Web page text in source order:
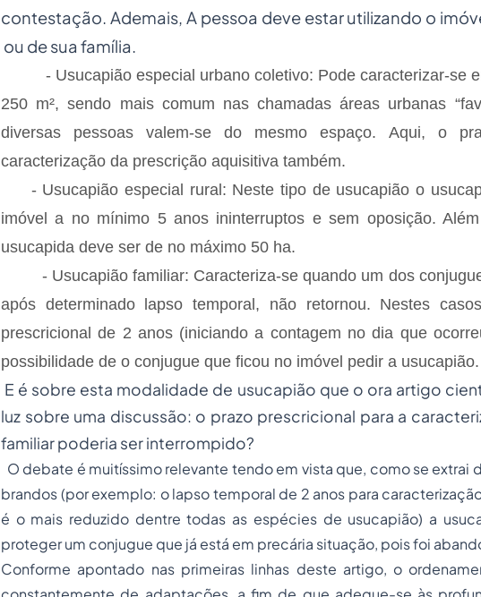
contestação. Ademais, A pessoa deve estar utilizando o
ou de sua família.
- Usucapião especial urbano coletivo: Pode caracterizar-se
250 m², sendo mais comum nas chamadas áreas urbanas
diversas pessoas valem-se do mesmo espaço. Aqui, o
caracterização da prescrição aquisitiva também.
- Usucapião especial rural: Neste tipo de usucapião o
imóvel a no mínimo 5 anos ininterruptos e sem oposição.
usucapida deve ser de no máximo 50 ha.
- Usucapião familiar: Caracteriza-se quando um dos
após determinado lapso temporal, não retornou. Nestes
prescricional de 2 anos (iniciando a contagem no dia que
possibilidade de o conjugue que ficou no imóvel pedir a usucapião.
E é sobre esta modalidade de usucapião que o ora artigo
luz sobre uma discussão: o prazo prescricional para a
familiar poderia ser interrompido?
O debate é muitíssimo relevante tendo em vista que, como se extrai
brandos (por exemplo: o lapso temporal de 2 anos para
é o mais reduzido dentre todas as espécies de usucapião) a
proteger um conjugue que já está em precária situação, pois foi
Conforme apontado nas primeiras linhas deste artigo, o